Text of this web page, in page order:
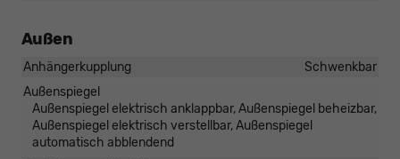
Außen
Anhängerkupplung
Schwenkbar
Außenspiegel
Außenspiegel elektrisch anklappbar, Außenspiegel beheizbar,
Außenspiegel elektrisch verstellbar, Außenspiegel
automatisch abblendend